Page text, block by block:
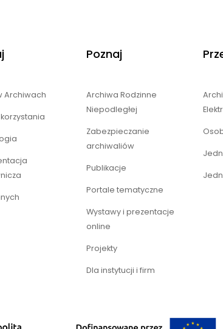
Archiwach
Poznaj
Archiwa Rodzinne
Niepodległej
Zabezpieczanie
archiwaliów
Publikacje
Portale tematyczne
Wystawy i prezentacje
online
Projekty
Dla instytucji i firm